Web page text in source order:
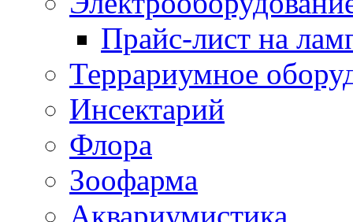
Прайс-лист на
Террариумное
Инсектарий
Флора
Зоофарма
Аквариумистика